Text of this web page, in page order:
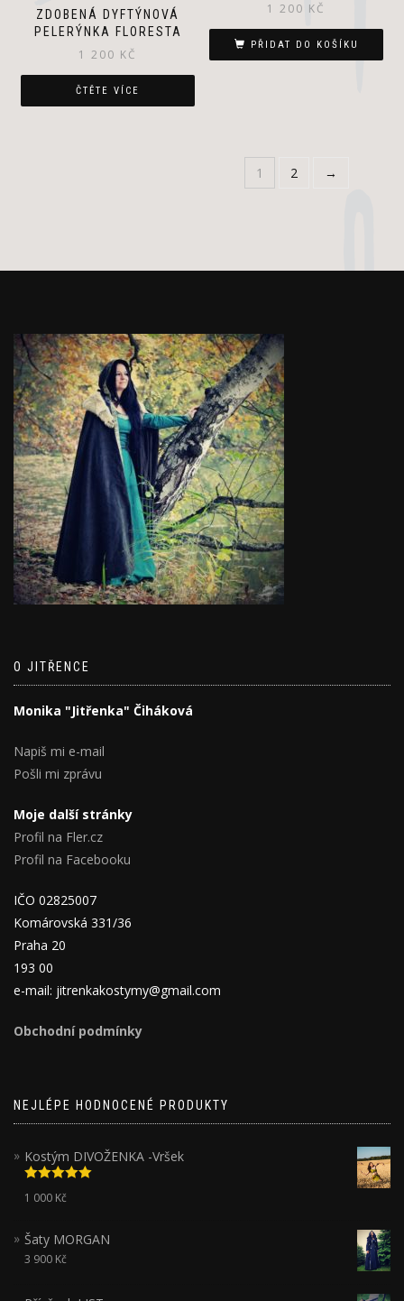
ZDOBENÁ DYFTÝNOVÁ
PELERÝNKA FLORESTA
1 200 KČ
ČTĚTE VÍCE
1 200 KČ
PŘIDAT DO KOŠÍKU
1 2 →
O JITŘENCE
Monika "Jitřenka" Čiháková
Napiš mi e-mail
Pošli mi zprávu
Moje další stránky
Profil na Fler.cz
Profil na Facebooku
IČO 02825007
Komárovská 331/36
Praha 20
193 00
e-mail: jitrenkakostymy@gmail.com
Obchodní podmínky
NEJLÉPE HODNOCENÉ PRODUKTY
Kostým DIVOŽENKA -Vršek
Hodnocení
5.00z 5
1 000 Kč
Šaty MORGAN
3 900 Kč